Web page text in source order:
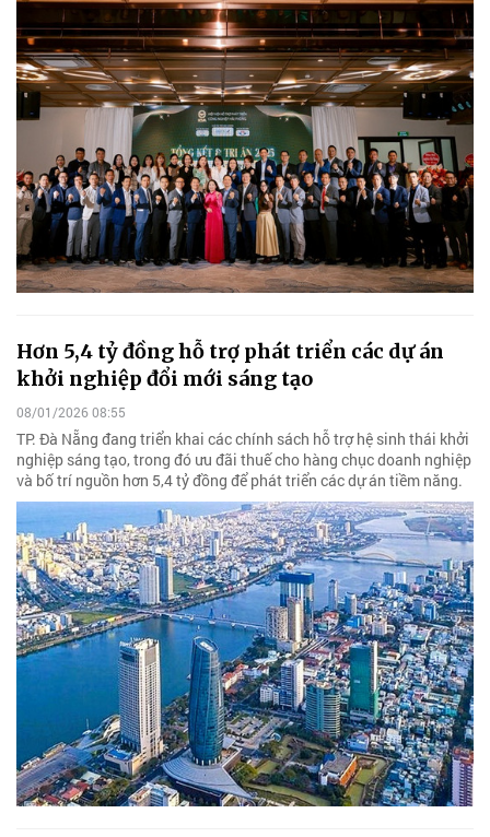
Hơn 5,4 tỷ đồng hỗ trợ phát triển các dự án
khởi nghiệp đổi mới sáng tạo
08/01/2026 08:55
TP. Đà Nẵng đang triển khai các chính sách hỗ trợ hệ sinh thái khởi
nghiệp sáng tạo, trong đó ưu đãi thuế cho hàng chục doanh nghiệp
và bố trí nguồn hơn 5,4 tỷ đồng để phát triển các dự án tiềm năng.